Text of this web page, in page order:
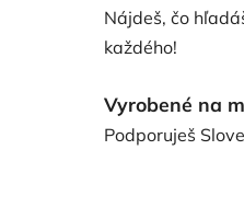
Nájdeš, čo
každého!
Vyrobené na
Podporuješ